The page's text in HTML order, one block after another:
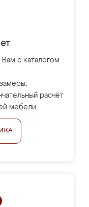
с каталогом
расчёт
мебели.